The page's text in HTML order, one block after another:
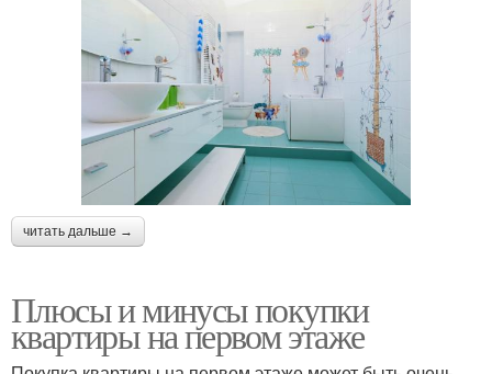
читать дальше →
Плюсы и минусы покупки
квартиры на первом этаже